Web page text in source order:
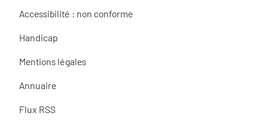
Accessibilité : non conforme
Handicap
Mentions légales
Annuaire
Flux RSS